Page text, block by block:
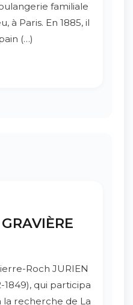
familiale
à Paris. En 1885, il
(…)
Roch JURIEN
1849), qui participa
la recherche de La